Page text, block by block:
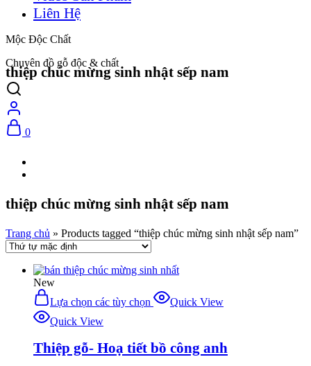
Liên Hệ
Mộc Độc Chất
Chuyên đồ gỗ độc & chất
0
thiệp chúc mừng sinh nhật sếp nam
thiệp chúc mừng sinh nhật sếp nam
Trang chủ » Products tagged “thiệp chúc mừng sinh nhật sếp nam”
New
Lựa chọn các tùy chọn
Quick View
Quick View
Thiệp gỗ- Hoạ tiết bồ công anh